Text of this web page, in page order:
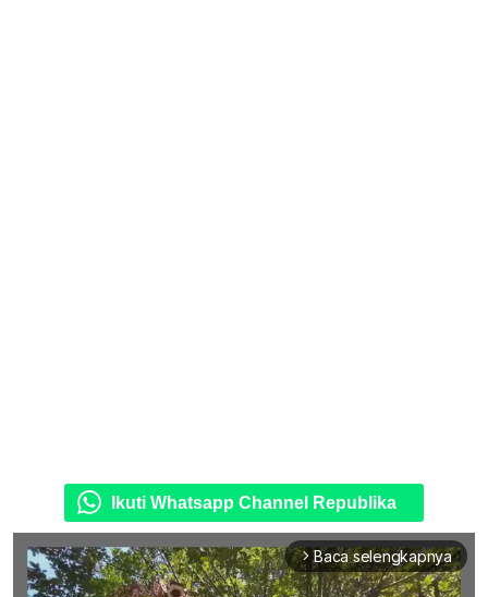
Ikuti Whatsapp Channel Republika
arrow_forward_ios Baca selengkapnya